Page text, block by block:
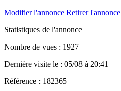
Modifier l'annonce Retirer l'annonce
Statistiques de l'annonce
Nombre de vues : 1927
Dernière visite le : 05/08 à 20:41
Référence : 182365